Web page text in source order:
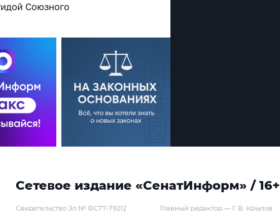
Союзного
Сетевое издание «СенатИнформ» / 16+
Свидетельство Эл № ФС77-79212 Главный редактор — Г. В. Крылов